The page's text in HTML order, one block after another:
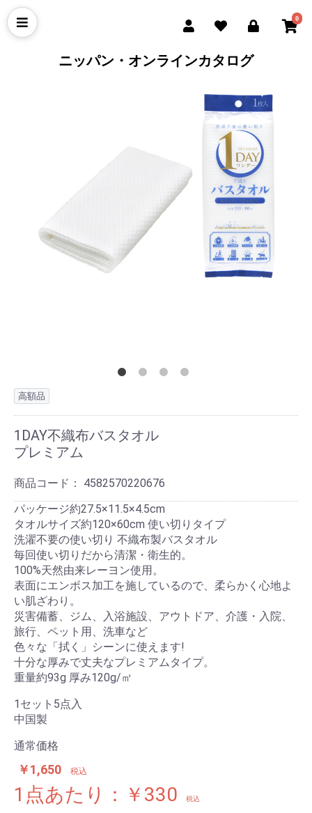
0
ニッパン・オンラインカタログ
高額品
1DAY不織布バスタオル
プレミアム
商品コード： 4582570220676
パッケージ約27.5×11.5×4.5cm
タオルサイズ約120×60cm 使い切りタイプ
洗濯不要の使い切り 不織布製バスタオル
毎回使い切りだから清潔・衛生的。
100%天然由来レーヨン使用。
表面にエンボス加工を施しているので、柔らかく心地よ
い肌ざわり。
災害備蓄、ジム、入浴施設、アウトドア、介護・入院、
旅行、ペット用、洗車など
色々な「拭く」シーンに使えます!
十分な厚みで丈夫なプレミアムタイプ。
重量約93g 厚み120g/㎡
1セット5点入
中国製
通常価格
￥1,650 税込
1点あたり：￥330 税込